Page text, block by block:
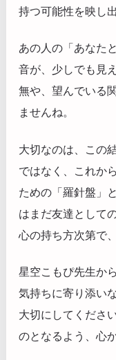
持つ可能性を映し
あの人の「あなた
音が、少しでも見
無や、望んでいる
ませんね。
大切なのは、この
ではなく、これか
ための「羅針盤」
はまだ友達として
心の持ち方次第で
星空こもぴ先生か
気持ちに寄り添い
大切にしてくださ
のとなるよう、心